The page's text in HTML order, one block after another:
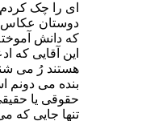
ای را چک کردم
دوستان
که دانش
این آقایی که
هستند رُ می
بنده می دونم
حقوقی یا
تنها جایی که